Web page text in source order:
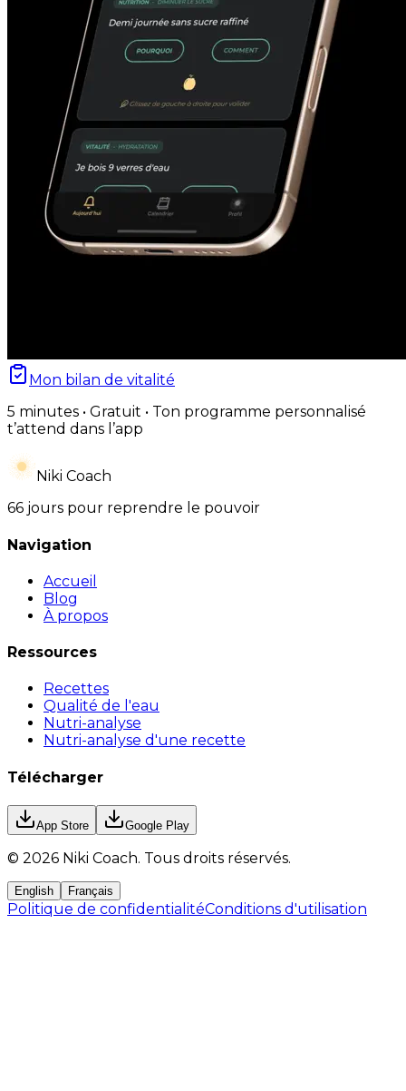
Mon bilan de vitalité
5 minutes • Gratuit • Ton programme personnalisé
t’attend dans l’app
Niki Coach
66 jours pour reprendre le pouvoir
Navigation
Accueil
Blog
À propos
Ressources
Recettes
Qualité de l'eau
Nutri-analyse
Nutri-analyse d'une recette
Télécharger
App Store Google Play
© 2026 Niki Coach. Tous droits réservés.
English Français
Politique de confidentialitéConditions d'utilisation